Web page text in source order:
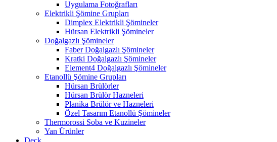
Uygulama Fotoğrafları
Elektrikli Şömine Grupları
Dimplex Elektrikli Şömineler
Hürsan Elektrikli Şömineler
Doğalgazlı Şömineler
Faber Doğalgazlı Şömineler
Kratki Doğalgazlı Şömineler
Element4 Doğalgazlı Şömineler
Etanollü Şömine Grupları
Hürsan Brülörler
Hürsan Brülör Hazneleri
Planika Brülör ve Hazneleri
Özel Tasarım Etanollü Şömineler
Thermorossi Soba ve Kuzineler
Yan Ürünler
Deck